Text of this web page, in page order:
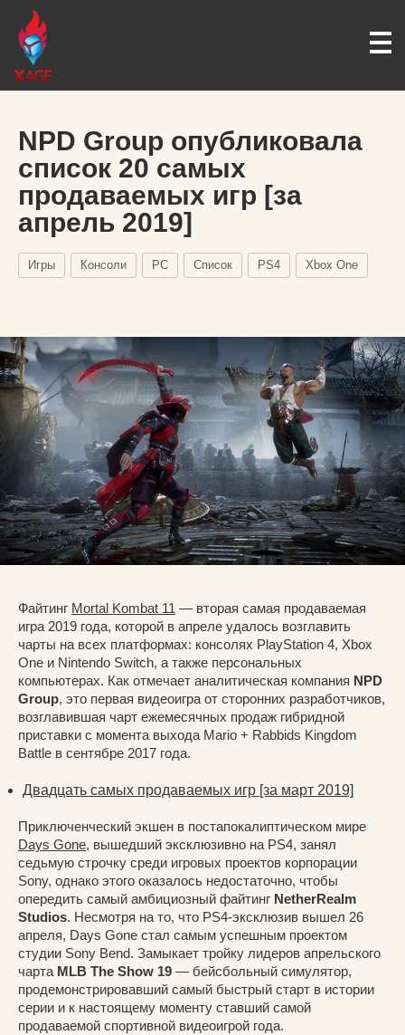
NPD Group опубликовала
список 20 самых
продаваемых игр [за
апрель 2019]
Игры Консоли PC Список PS4 Xbox One
Файтинг Mortal Kombat 11 — вторая самая продаваемая
игра 2019 года, которой в апреле удалось возглавить
чарты на всех платформах: консолях PlayStation 4, Xbox
One и Nintendo Switch, а также персональных
компьютерах. Как отмечает аналитическая компания NPD
Group, это первая видеоигра от сторонних разработчиков,
возглавившая чарт ежемесячных продаж гибридной
приставки с момента выхода Mario + Rabbids Kingdom
Battle в сентябре 2017 года.
Двадцать самых продаваемых игр [за март 2019]
Приключенческий экшен в постапокалиптическом мире
Days Gone, вышедший эксклюзивно на PS4, занял
седьмую строчку среди игровых проектов корпорации
Sony, однако этого оказалось недостаточно, чтобы
опередить самый амбициозный файтинг NetherRealm
Studios. Несмотря на то, что PS4-эксклюзив вышел 26
апреля, Days Gone стал самым успешным проектом
студии Sony Bend. Замыкает тройку лидеров апрельского
чарта MLB The Show 19 — бейсбольный симулятор,
продемонстрировавший самый быстрый старт в истории
серии и к настоящему моменту ставший самой
продаваемой спортивной видеоигрой года.